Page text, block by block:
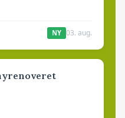
NY 03. aug.